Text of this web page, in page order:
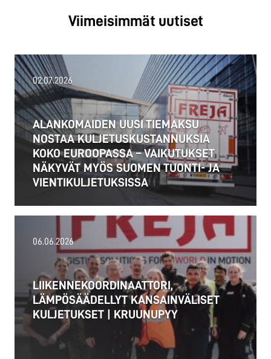
Viimeisimmät uutiset
02.07.2026
ALANKOMAIDEN UUSI TIEMAKSU
NOSTAA KULJETUSKUSTANNUKSIA
KOKO EUROOPASSA – VAIKUTUKSET
NÄKYVÄT MYÖS SUOMEN TUONTI- JA
VIENTIKULJETUKSISSA
06.06.2026
LIIKENNEKOORDINAATTORI,
LÄMPÖSÄÄDELLYT KANSAINVÄLISET
KULJETUKSET | KRUUNUPYY